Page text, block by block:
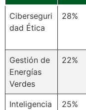
Ciberseguri
dad Ética
28%
Gestión de
Energías
Verdes
22%
Inteligencia
25%